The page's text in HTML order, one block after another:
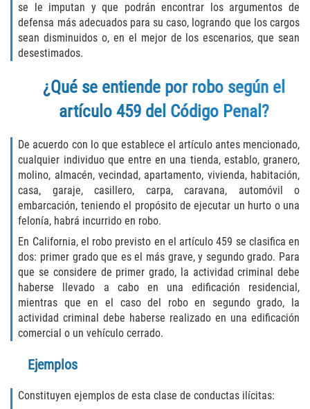
Libertad Condicional Bajo Palabra
Sello de Registros de Arresto
por Asesinato
Violación de la Libertad Condicional
Conducir Bajo la Influencia de Drogas
(DUID)
Delincuencia Juvenil
Audiencias de Detención
Audiencias de Transferencia
Derechos de los Padres en Casos
Juveniles
se le imputan y que podrán encontrar los argumentos de
defensa más adecuados para su caso, logrando que los cargos
sean disminuidos o, en el mejor de los escenarios, que sean
desestimados.
¿Qué se entiende por robo según el
artículo 459 del Código Penal?
De acuerdo con lo que establece el artículo antes mencionado,
cualquier individuo que entre en una tienda, establo, granero,
molino, almacén, vecindad, apartamento, vivienda, habitación,
casa, garaje, casillero, carpa, caravana, automóvil o
embarcación, teniendo el propósito de ejecutar un hurto o una
felonía, habrá incurrido en robo.
En California, el robo previsto en el artículo 459 se clasifica en
dos: primer grado que es el más grave, y segundo grado. Para
que se considere de primer grado, la actividad criminal debe
haberse llevado a cabo en una edificación residencial,
mientras que en el caso del robo en segundo grado, la
actividad criminal debe haberse realizado en una edificación
comercial o un vehículo cerrado.
Ejemplos
Constituyen ejemplos de esta clase de conductas ilícitas: